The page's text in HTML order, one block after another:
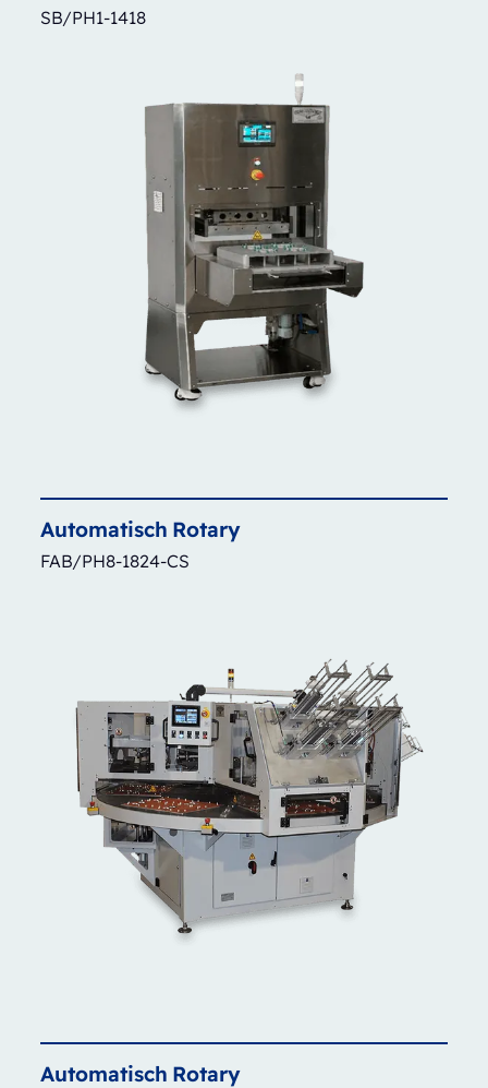
SB/PH1-1418
Automatisch Rotary
FAB/PH8-1824-CS
Automatisch Rotary